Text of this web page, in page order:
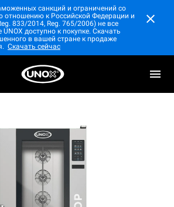
санкций и ограничений со
отношению к Российской Федерации и
833/2014, Reg. 765/2006) не все
доступно к покупке. Скачать
в вашей стране к продаже
Скачать сейчас
пароконвектомат с
MIND.Maps™